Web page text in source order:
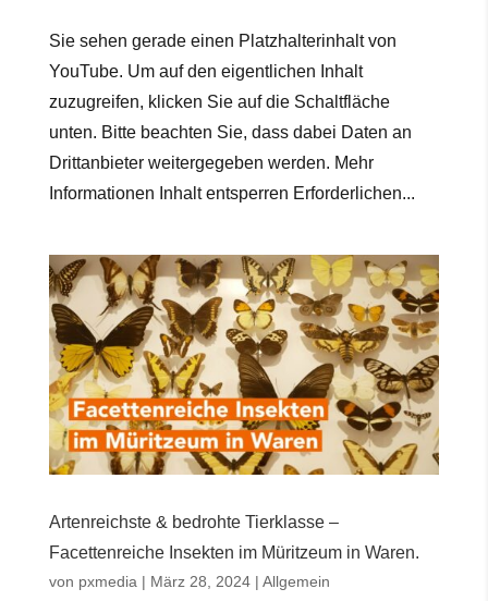
Sie sehen gerade einen Platzhalterinhalt von
YouTube. Um auf den eigentlichen Inhalt
zuzugreifen, klicken Sie auf die Schaltfläche
unten. Bitte beachten Sie, dass dabei Daten an
Drittanbieter weitergegeben werden. Mehr
Informationen Inhalt entsperren Erforderlichen...
Artenreichste & bedrohte Tierklasse –
Facettenreiche Insekten im Müritzeum in Waren.
von pxmedia | März 28, 2024| Allgemein